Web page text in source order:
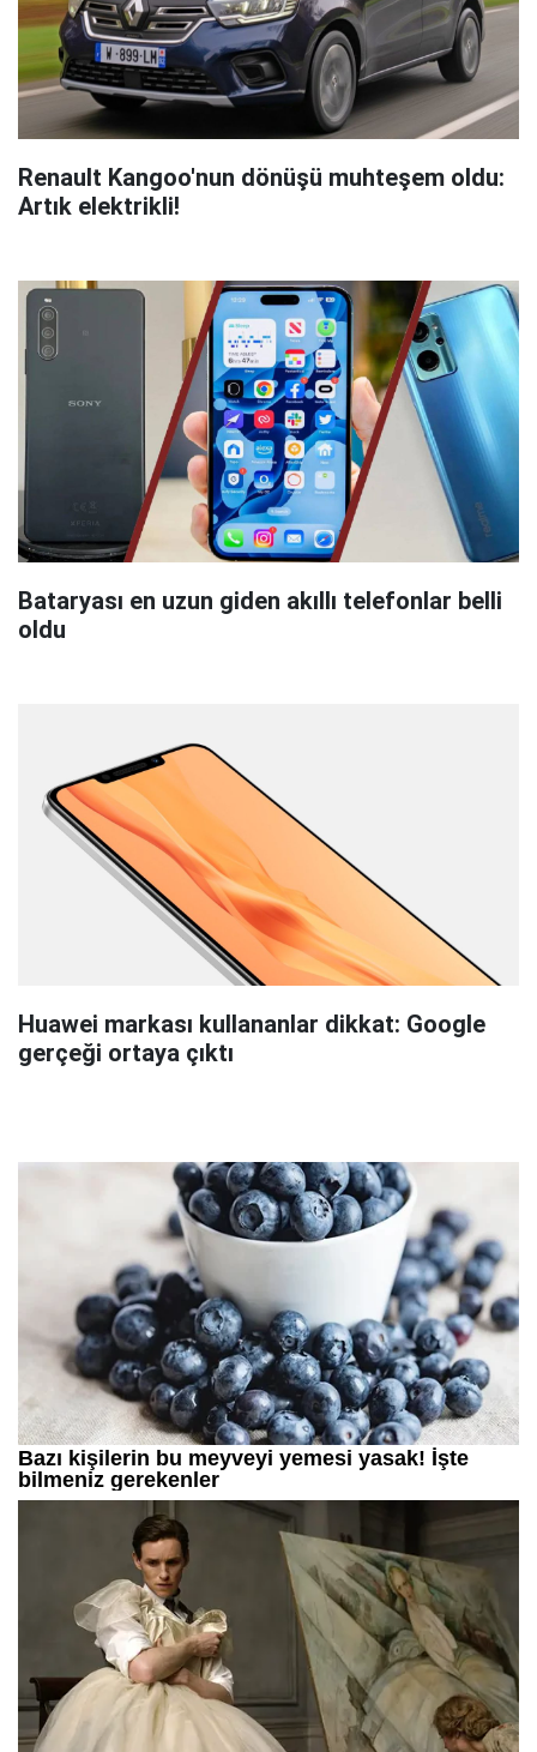
Renault Kangoo'nun dönüşü muhteşem oldu:
Artık elektrikli!
Bataryası en uzun giden akıllı telefonlar belli
oldu
Huawei markası kullananlar dikkat: Google
gerçeği ortaya çıktı